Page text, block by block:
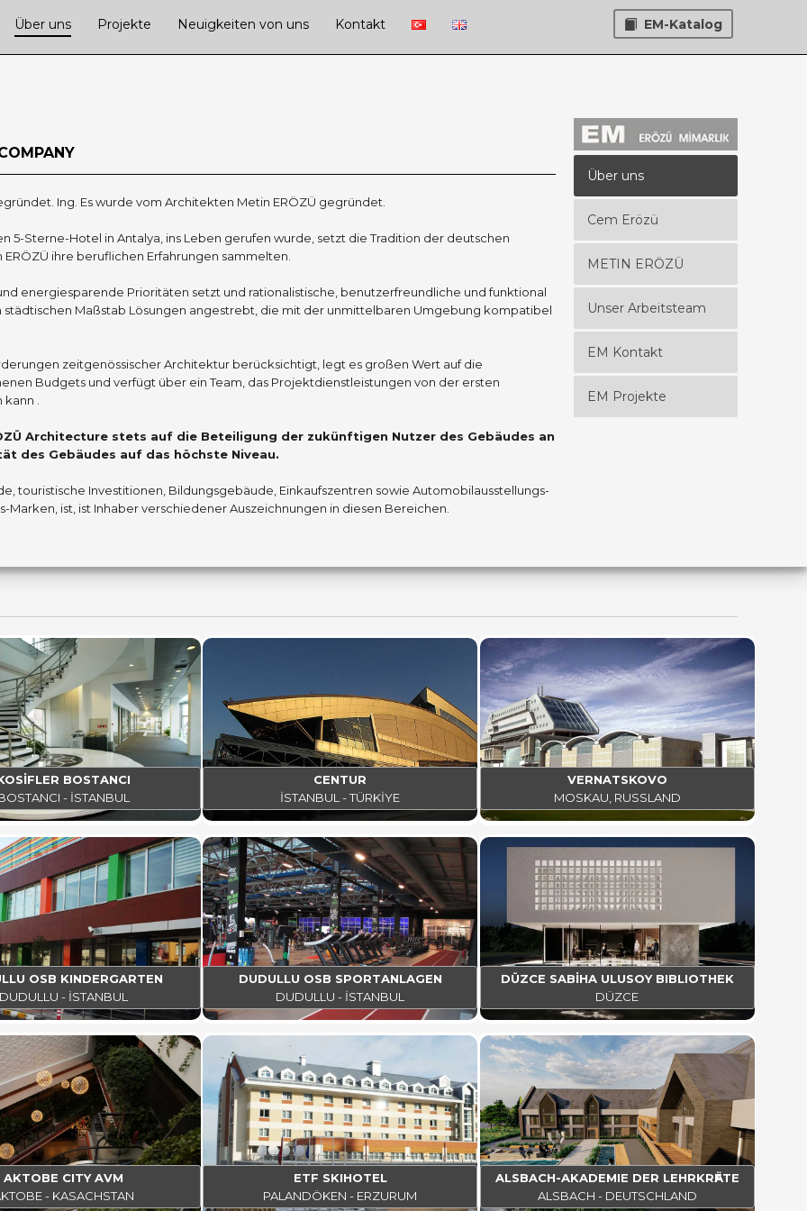
Über uns Projekte Neuigkeiten von uns Kontakt EM-Katalog
Ing. Es wurde vom Architekten Metin ERÖZÜ gegründet.
5-Sterne-Hotel in Antalya, ins Leben gerufen wurde, setzt die Tradition der deutschen
ihre beruflichen Erfahrungen sammelten.
energiesparende Prioritäten setzt und rationalistische, benutzerfreundliche und funktional
Maßstab Lösungen angestrebt, die mit der unmittelbaren Umgebung kompatibel
zeitgenössischer Architektur berücksichtigt, legt es großen Wert auf die
Budgets und verfügt über ein Team, das Projektdienstleistungen von der ersten
.
Architecture stets auf die Beteiligung der zukünftigen Nutzer des Gebäudes an
des Gebäudes auf das höchste Niveau.
touristische Investitionen, Bildungsgebäude, Einkaufszentren sowie Automobilausstellungs-
ist, ist Inhaber verschiedener Auszeichnungen in diesen Bereichen.
Über uns
Cem Erözü
METIN ERÖZÜ
Unser Arbeitsteam
EM Kontakt
EM Projekte
BOSTANCI
- İSTANBUL
CENTUR
İSTANBUL - TÜRKİYE
VERNATSKOVO
MOSKAU, RUSSLAND
OSB KINDERGARTEN
- İSTANBUL
DUDULLU OSB SPORTANLAGEN
DUDULLU - İSTANBUL
DÜZCE SABİHA ULUSOY BIBLIOTHEK
DÜZCE
AKTOBE CITY AVM
- KASACHSTAN
ETF SKIHOTEL
PALANDÖKEN - ERZURUM
ALSBACH-AKADEMIE DER LEHRKRӒFTE
ALSBACH - DEUTSCHLAND